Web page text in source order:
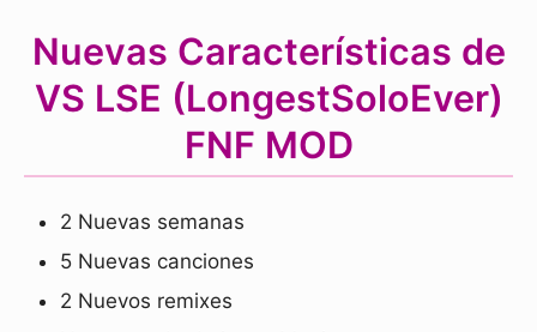
Nuevas Características de
VS LSE (LongestSoloEver)
FNF MOD
2 Nuevas semanas
5 Nuevas canciones
2 Nuevos remixes